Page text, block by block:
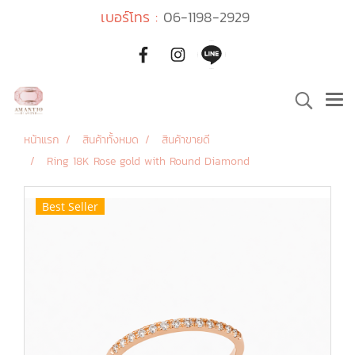
เบอร์โทร : 06-1198-2929
หน้าแรก สินค้าทั้งหมด
สินค้าขายดี
Ring 18K Rose gold with Round Diamond
Best Seller